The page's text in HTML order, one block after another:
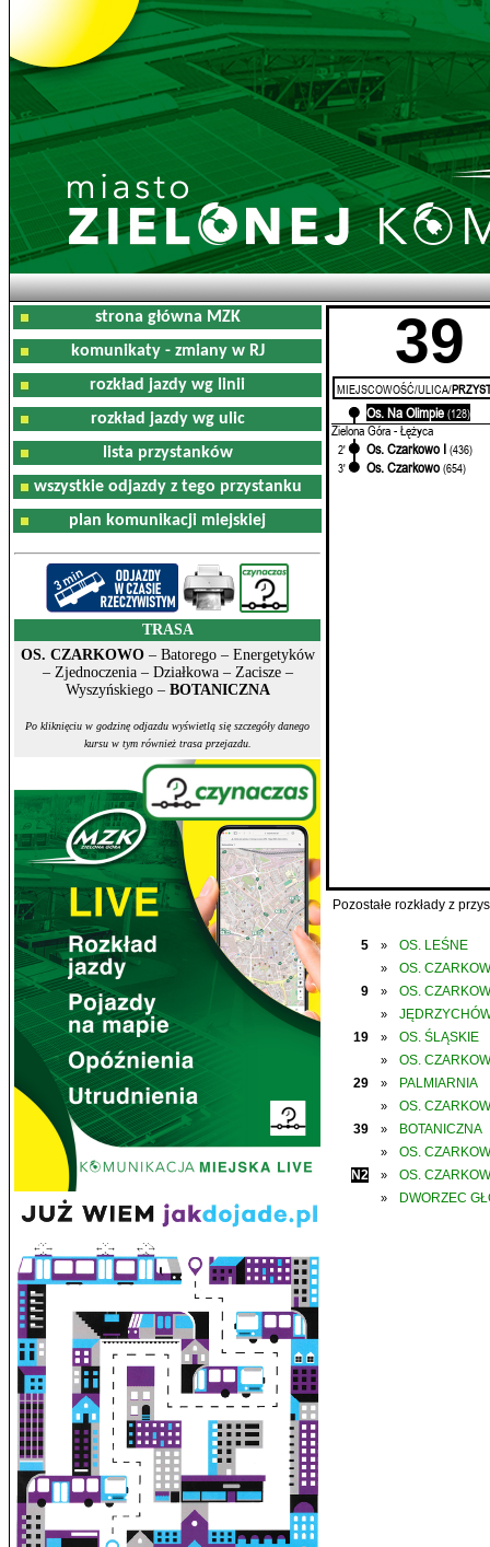
strona główna MZK
komunikaty - zmiany w RJ
rozkład jazdy wg linii
rozkład jazdy wg ulic
lista przystanków
wszystkie odjazdy z tego przystanku
plan komunikacji miejskiej
TRASA
OS. CZARKOWO– Batorego – Energetyków
– Zjednoczenia – Działkowa – Zacisze –
Wyszyńskiego – BOTANICZNA
Po kliknięciu w godzinę odjazdu wyświetlą się szczegóły danego
kursu w tym również trasa przejazdu.
39
MIEJSCOWOŚĆ/ULICA/
Os. Na Olimpie (128)
Zielona Góra - Łężyca
2' Os. Czarkowo I (436)
3'
Os. Czarkowo (654)
Pozostałe rozkłady z
5 » OS. LEŚNE
»
OS.
9
» OS.
»
19
» OS. ŚLĄSKIE
»
OS.
29
» PALMIARNIA
»
OS.
39
» BOTANICZNA
»
OS.
N2
» OS.
» DWORZEC